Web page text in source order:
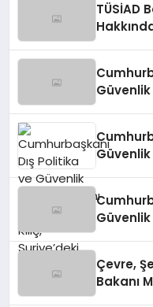
TÜSİAD
Güvenlik
Çevre,
Bakanı